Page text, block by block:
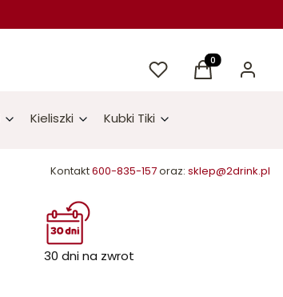
UlubioneProdukty w
Koszyk Zaloguj
Kieliszki Kubki Tiki
Kontakt600-835-157oraz: sklep@2drink.pl
30 dni na zwrot